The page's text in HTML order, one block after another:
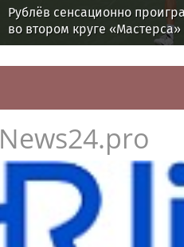
Рублёв сенсационно
во втором круге
News24.pro